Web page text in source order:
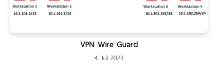
VPN Wire Guard
4 Jul 2023